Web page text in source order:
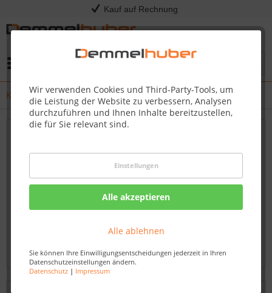
Kauf auf Rechnung
Wir verwenden Cookies und Third-Party-Tools, um
die Leistung der Website zu verbessern, Analysen
durchzuführen und Ihnen Inhalte bereitzustellen,
die für Sie relevant sind.
Einstellungen
Alle akzeptieren
Alle ablehnen
Sie können Ihre Einwilligungsentscheidungen jederzeit in Ihren
Datenschutzeinstellungen ändern.
Datenschutz| Impressum
Kress - Release Notes
für Ihren Kress Mission RTKn – Bleiben Sie
immer auf dem Laufenden
Willkommen auf unserem Blog, Ihrem verlässlichen
Fachhändler für Kress-Produkte. Hier finden Sie
umfassende und aktuelle Informationen zu Firmware-
mehr erfahren »